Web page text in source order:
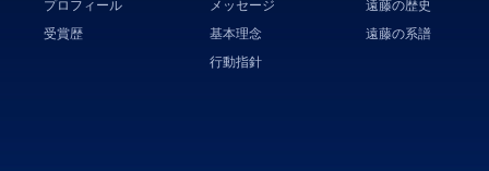
プロフィール
受賞歴
メッセージ
基本理念
行動指針
遠藤の歴史
遠藤の系譜